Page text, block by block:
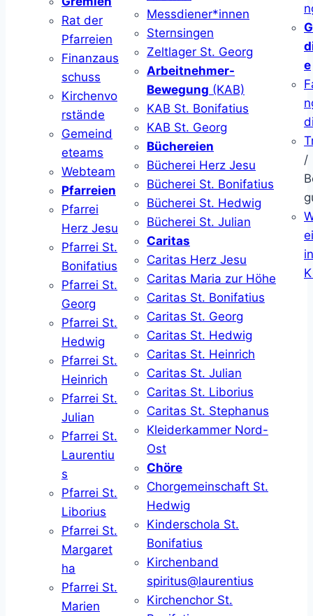
Rat der
Pfarreien
Finanzaus
schuss
Kirchenvo
rstände
Gemeind
eteams
Webteam
Pfarreien
Pfarrei
Herz Jesu
Pfarrei St.
Bonifatius
Pfarrei St.
Georg
Pfarrei St.
Hedwig
Pfarrei St.
Heinrich
Pfarrei St.
Julian
Pfarrei St.
Laurentiu
s
Pfarrei St.
Liborius
Pfarrei St.
Margaret
ha
Pfarrei St.
Marien
Messdiener*innen
Sternsingen
Zeltlager St. Georg
Arbeitnehmer-
Bewegung (KAB)
KAB St. Bonifatius
KAB St. Georg
Büchereien
Bücherei Herz Jesu
Bücherei St. Bonifatius
Bücherei St. Hedwig
Bücherei St. Julian
Caritas
Caritas Herz Jesu
Caritas Maria zur Höhe
Caritas St. Bonifatius
Caritas St. Georg
Caritas St. Hedwig
Caritas St. Heinrich
Caritas St. Julian
Caritas St. Liborius
Caritas St. Stephanus
Kleiderkammer Nord-
Ost
Chöre
Chorgemeinschaft St.
Hedwig
Kinderschola St.
Bonifatius
Kirchenband
spiritus@laurentius
Kirchenchor St.
e
/